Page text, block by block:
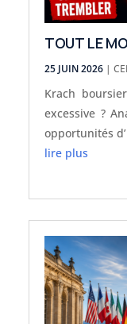
TOUT LE
25 JUIN 2026|
Krach
excessive ?
opportunités
lire plus